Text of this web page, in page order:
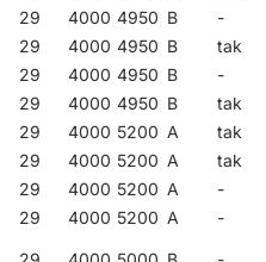
29
4000 4950 B -
29
4000 4950 B tak
29
4000 4950 B -
29
4000 4950 B tak
29
4000 5200 A tak
29
4000 5200 A tak
29
4000 5200 A -
29
4000 5200 A -